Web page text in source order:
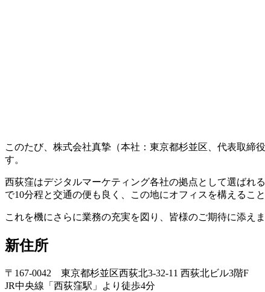
このたび、株式会社真摯（本社：東京都杉並区、代表取締
す。
西荻窪はデジタルマーケティング各社の拠点として選ばれ
で10分程と交通の便も良く、この地にオフィスを構えるこ
これを機にさらに業務の充実を図り、皆様のご期待に添え
新住所
〒167-0042 東京都杉並区西荻北3-32-11 西荻北ビル3階F
JR中央線「西荻窪駅」より徒歩4分